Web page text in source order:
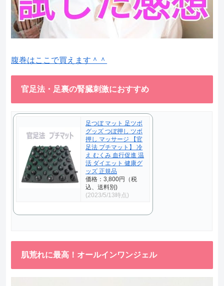
腹巻はここで買えます＾＾
官足法・足裏の腎臓刺激におすすめ
足つぼ マット 足ツボ
グッズ つぼ押し ツボ
押し マッサージ 【官
足法 プチマット】 冷
え むくみ 血行促進 温
活 ダイエット 健康グ
ッズ 正規品
価格：3,800円（税
込、送料別)
(2023/5/13時点)
肌荒れに最高！オールインワンジェル